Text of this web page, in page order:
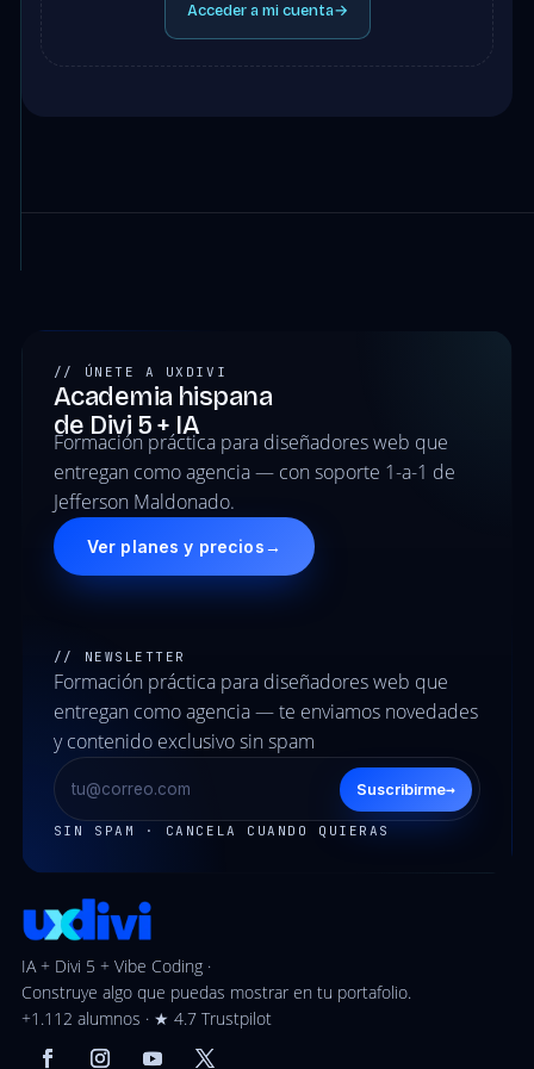
Acceder a mi cuenta→
// ÚNETE A UXDIVI
Academia hispana
de Divi 5 + IA
Formación práctica para diseñadores web que
entregan como agencia — con soporte 1-a-1 de
Jefferson Maldonado.
Ver planes y precios→
// NEWSLETTER
Formación práctica para diseñadores web que
entregan como agencia — te enviamos novedades
y contenido exclusivo sin spam
Suscribirme→
SIN SPAM · CANCELA CUANDO QUIERAS
IA + Divi 5 + Vibe Coding ·
Construye algo que puedas mostrar en tu portafolio.
+1.112 alumnos · ★ 4.7 Trustpilot